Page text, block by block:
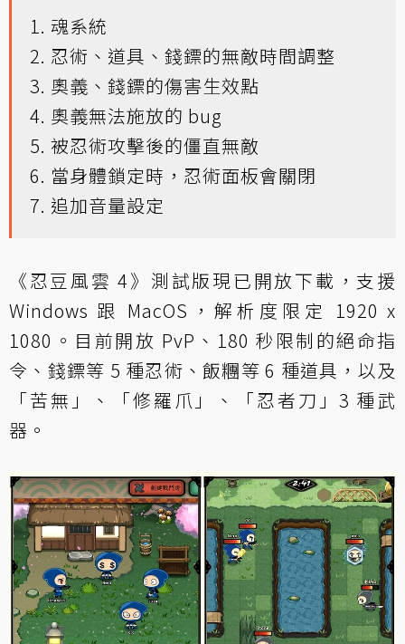
1. 魂系統
2. 忍術、道具、錢鏢的無敵時間調整
3. 奧義、錢鏢的傷害生效點
4. 奧義無法施放的 bug
5. 被忍術攻擊後的僵直無敵
6. 當身體鎖定時，忍術面板會關閉
7. 追加音量設定
《忍豆風雲 4》測試版現已開放下載，支援
Windows 跟 MacOS，解析度限定 1920 x
1080。目前開放 PvP、180 秒限制的絕命指
令、錢鏢等 5 種忍術、飯糰等 6 種道具，以及
「苦無」、「修羅爪」、「忍者刀」3 種武
器。